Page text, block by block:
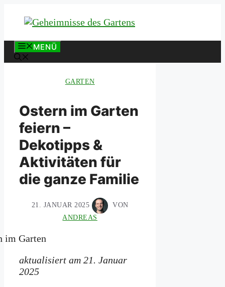
Inhalt
MENÜ
GARTEN
Ostern im Garten
feiern –
Dekotipps &
Aktivitäten für
die ganze Familie
21. JANUAR 2025
VON
ANDREAS
aktualisiert am 21. Januar
2025